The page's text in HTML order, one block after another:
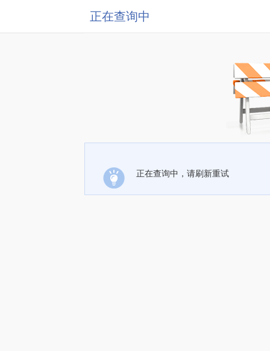
正在查询中
正在查询中，请刷新重试